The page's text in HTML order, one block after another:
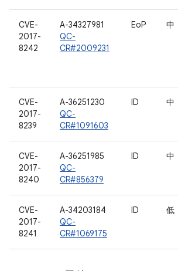
CVE-
2017-
8242
A-34327981
QC-
CR#2009231
EoP 中
CVE-
2017-
8239
A-36251230
QC-
CR#1091603
ID 中
CVE-
2017-
8240
A-36251985
QC-
CR#856379
ID 中
CVE-
2017-
8241
A-34203184
QC-
CR#1069175
ID 低